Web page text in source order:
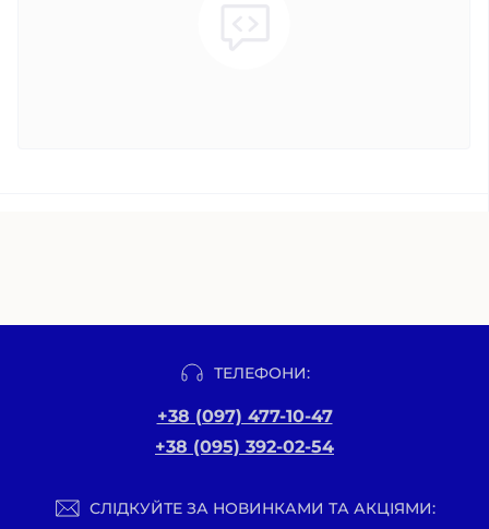
ТЕЛЕФОНИ:
+38 (097) 477-10-47
+38 (095) 392-02-54
СЛІДКУЙТЕ ЗА НОВИНКАМИ ТА АКЦІЯМИ: